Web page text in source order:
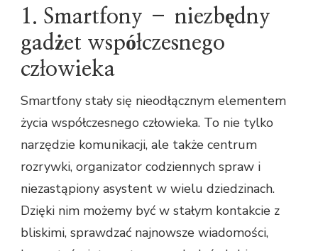
1. Smartfony – niezbędny
gadżet współczesnego
człowieka
Smartfony stały się nieodłącznym elementem
życia współczesnego człowieka. To nie tylko
narzędzie komunikacji, ale także centrum
rozrywki, organizator codziennych spraw i
niezastąpiony asystent w wielu dziedzinach.
Dzięki nim możemy być w stałym kontakcie z
bliskimi, sprawdzać najnowsze wiadomości,